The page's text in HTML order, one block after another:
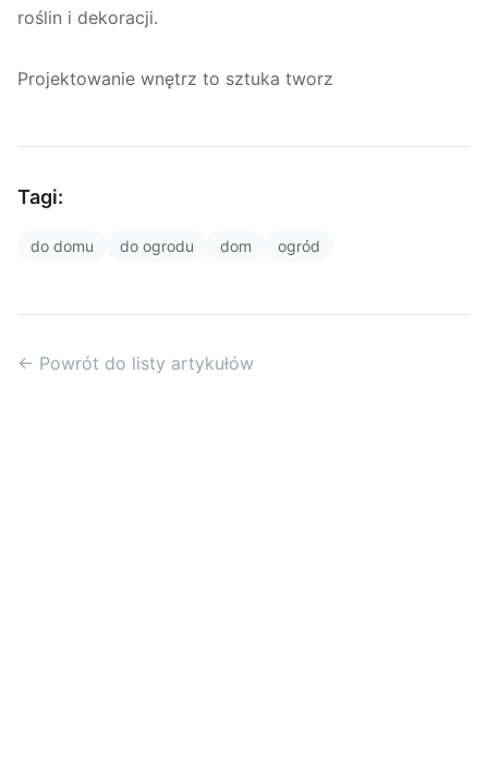
roślin i dekoracji.
Projektowanie wnętrz to sztuka tworz
Tagi:
do domu do ogrodu dom ogród
← Powrót do listy artykułów